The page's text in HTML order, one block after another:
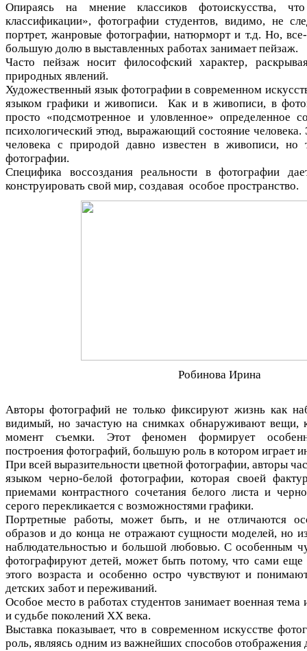
Опираясь на мнение классиков фотоискусства,
классификации», фотографии студентов, видимо, не
портрет, жанровые фотографии, натюрморт и т.д. Но,
большую долю в выставленных работах занимает пейзаж.
Часто пейзаж носит философский характер,
природных явлений.
Художественный язык фотографии в современном
языком графики и живописи. Как и в живописи, в
просто «подсмотренное и уловленное» определенное
психологический этюд, выражающий состояние
человека с природой давно известен в живописи, но
фотографии.
Специфика воссоздания реальности в фотографии
конструировать свой мир, создавая особое пространство.
Робинова Ирина
Авторы фотографий не только фиксируют жизнь как
видимый, но зачастую на снимках обнаруживают вещи,
момент съемки. Этот феномен формирует
построения фотографий, большую роль в котором играет
При всей выразительности цветной фотографии, авторы
языком черно-белой фотографии, которая своей
приемами контрастного сочетания белого листа и
серого перекликается с возможностями графики.
Портретные работы, может быть, и не отличаются
образов и до конца не отражают сущности моделей, но
наблюдательностью и большой любовью. С особенным
фотографируют детей, может быть потому, что сами еще
этого возраста и особенно остро чувствуют и
детских забот и переживаний.
Особое место в работах студентов занимает военная
и судьбе поколений XX века.
Выставка показывает, что в современном искусстве
роль, являясь одним из важнейших способов отображения